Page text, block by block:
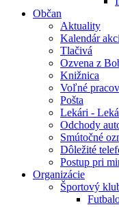
Občan
Aktuality
Kalendár
Tlačivá
Ozvena z
Knižnica
Voľné
Pošta
Lekári -
Odchody
Smútočné
Dôležité
Postup pri
Organizácie
Športový